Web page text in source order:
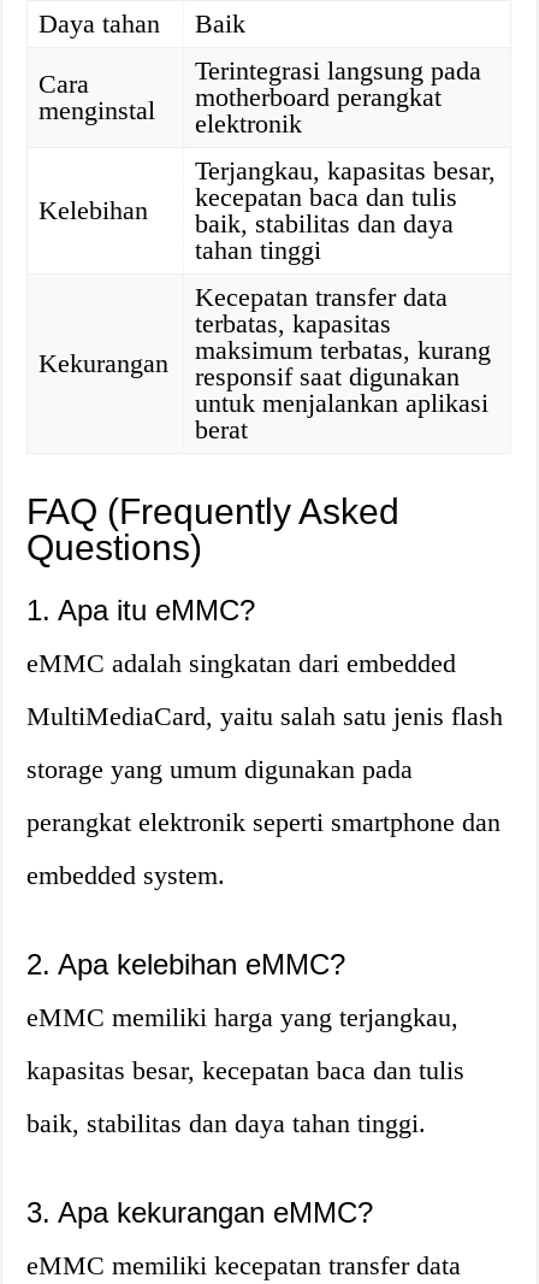
Daya tahan
Baik
Cara
menginstal
Terintegrasi langsung pada
motherboard perangkat
elektronik
Kelebihan
Terjangkau, kapasitas besar,
kecepatan baca dan tulis
baik, stabilitas dan daya
tahan tinggi
Kekurangan
Kecepatan transfer data
terbatas, kapasitas
maksimum terbatas, kurang
responsif saat digunakan
untuk menjalankan aplikasi
berat
FAQ (Frequently Asked
Questions)
1. Apa itu eMMC?
eMMC adalah singkatan dari embedded
MultiMediaCard, yaitu salah satu jenis flash
storage yang umum digunakan pada
perangkat elektronik seperti smartphone dan
embedded system.
2. Apa kelebihan eMMC?
eMMC memiliki harga yang terjangkau,
kapasitas besar, kecepatan baca dan tulis
baik, stabilitas dan daya tahan tinggi.
3. Apa kekurangan eMMC?
eMMC memiliki kecepatan transfer data